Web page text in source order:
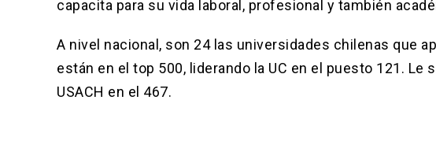
capacita para su vida laboral, profesional y también
A nivel nacional, son 24 las universidades chilenas que
están en el top 500, liderando la UC en el puesto 121. Le
USACH en el 467.